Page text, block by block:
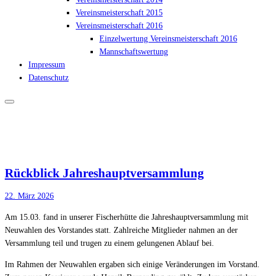
Vereinsmeisterschaft 2015
Vereinsmeisterschaft 2016
Einzelwertung Vereinsmeisterschaft 2016
Mannschaftswertung
Impressum
Datenschutz
Rückblick Jahreshauptversammlung
22. März 2026
Am 15.03. fand in unserer Fischerhütte die Jahreshauptversammlung mit
Neuwahlen des Vorstandes statt. Zahlreiche Mitglieder nahmen an der
Versammlung teil und trugen zu einem gelungenen Ablauf bei.
Im Rahmen der Neuwahlen ergaben sich einige Veränderungen im Vorstand.